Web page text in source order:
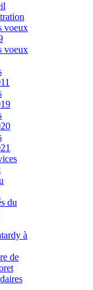
voeux
voeux
du
à
de